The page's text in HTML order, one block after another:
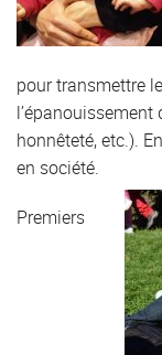
pour transmettre
honnêteté, etc.).
en société.
Premiers